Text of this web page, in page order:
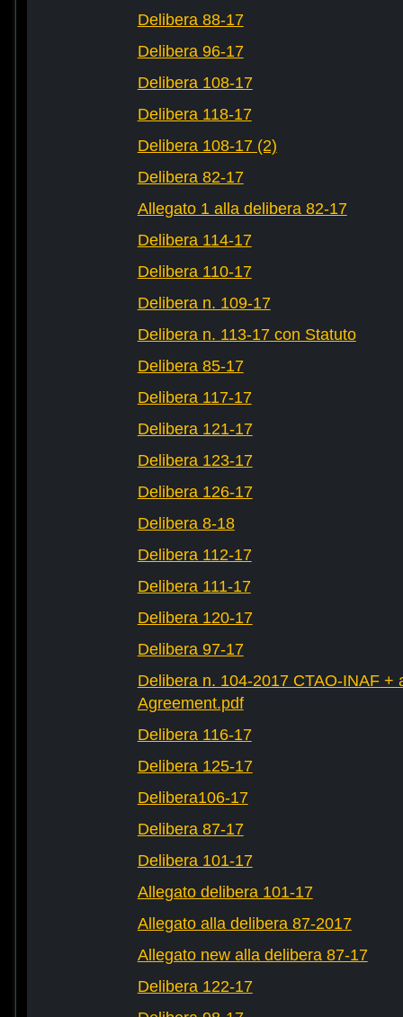
Delibera 88-17
Delibera 96-17
Delibera 108-17
Delibera 118-17
Delibera 108-17 (2)
Delibera 82-17
Allegato 1 alla delibera 82-17
Delibera 114-17
Delibera 110-17
Delibera n. 109-17
Delibera n. 113-17 con Statuto
Delibera 85-17
Delibera 117-17
Delibera 121-17
Delibera 123-17
Delibera 126-17
Delibera 8-18
Delibera 112-17
Delibera 111-17
Delibera 120-17
Delibera 97-17
Delibera n. 104-2017 CTAO-INAF +
Agreement.pdf
Delibera 116-17
Delibera 125-17
Delibera106-17
Delibera 87-17
Delibera 101-17
Allegato delibera 101-17
Allegato alla delibera 87-2017
Allegato new alla delibera 87-17
Delibera 122-17